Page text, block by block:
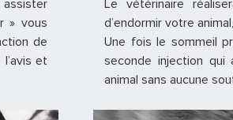
» vous
de
et
Le vétérinaire
d’endormir votre
Une fois le sommeil
seconde injection
animal sans aucune